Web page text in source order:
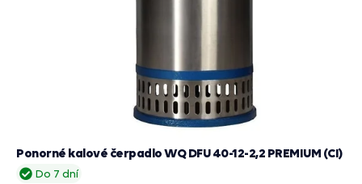
Do 7 dní
Ponorné kalové čerpadlo WQ DFU 40-12-2,2 PREMIUM (CI)